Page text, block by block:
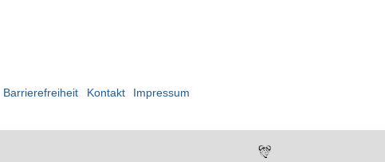
Barrierefreiheit Kontakt Impressum